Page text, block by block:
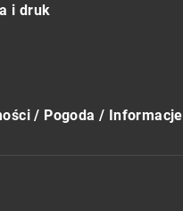
i druk
/ Pogoda / Informacje